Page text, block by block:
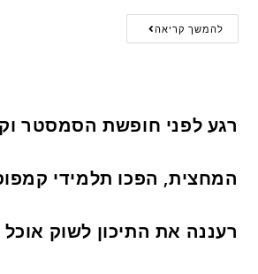
להמשך קריאה
רגע לפני חופשת הסמסטר
המחצית, הפכו תלמידי
רעננה את התיכון לשוק אוכל